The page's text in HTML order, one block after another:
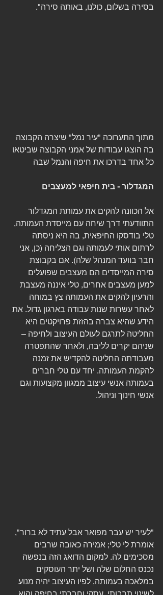
בסירה בשלום, כולנו, באותה סירה".
מתוך התערוכה "עיר נמל" שיצרה הקבוצה
בה הוצגו עבודות של אמני הקבוצה שביטאו
כל אחד בדרכו את חיפה והנמל שבה
המגדלור - בית חיפאי למעצבים
אל הכוונה להקים את עמותת המגדלור
התוודעתי דרך שיחה עם מייסדת העמותה,
טלי בודסקו החיפאית, בה היא ניסתה
לרתום אותי לעמותה וגם הצליחה (כן, אני
חבר בוועד המנהל שלה). אם בקבוצת
סירה המייסדים הם מעצבים שפועלים
למען מעצבים אחרים, טלי איננה מעצבת
והרעיון להקים את העמותה צץ במוחה
לאחר עשרות שנות עבודה בארגון גדול. את
הידע שהיא צברה בהזזת פרויקטים היא
החליטה לתרגם לעולם העיצוב ולחיפה –
שניהם יקרים לליבה, ולאחר שהתפטרה
מעבודתה החליטה להקדיש את זמנה
להקמת העמותה. יחד עם טלי חברים
בעמותה אנשי עיצוב ממגוון מקצועות וגם
אנשי חינוך וניהול.
"לעיר יש עבר מפואר אבל עתיד לא ברור",
אומרת לי טלי; אמירה כאובה שרבים
מסכימים לה. למקום הדואג הזה בנפשה
נכנס החלום שלה ושל יתר העוסקים
במלאכה בעמותה, לפיו העיצוב יהיה מנוע